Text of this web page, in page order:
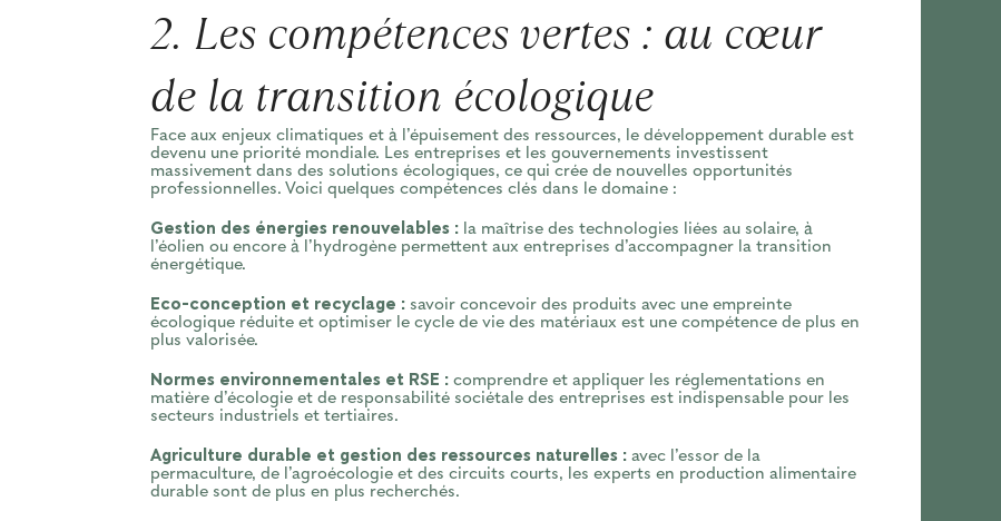
2. Les compétences vertes : au cœur
de la transition écologique
Face aux enjeux climatiques et à l’épuisement des ressources, le développement durable est
devenu une priorité mondiale. Les entreprises et les gouvernements investissent
massivement dans des solutions écologiques, ce qui crée de nouvelles opportunités
professionnelles. Voici quelques compétences clés dans le domaine :
Gestion des énergies renouvelables :la maîtrise des technologies liées au solaire, à
l’éolien ou encore à l’hydrogène permettent aux entreprises d’accompagner la transition
énergétique.
Eco-conception et recyclage :savoir concevoir des produits avec une empreinte
écologique réduite et optimiser le cycle de vie des matériaux est une compétence de plus en
plus valorisée.
Normes environnementales et RSE :comprendre et appliquer les réglementations en
matière d’écologie et de responsabilité sociétale des entreprises est indispensable pour les
secteurs industriels et tertiaires.
Agriculture durable et gestion des ressources naturelles :avec l’essor de la
permaculture, de l’agroécologie et des circuits courts, les experts en production alimentaire
durable sont de plus en plus recherchés.